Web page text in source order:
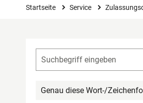
Sie sind hier
Startseite Service
Genau diese Wort-/